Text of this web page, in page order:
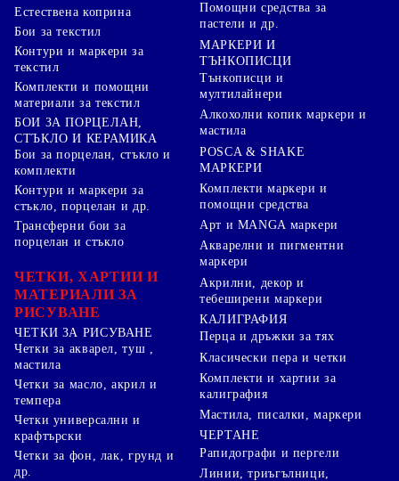
Естествена коприна
Бои за текстил
Контури и маркери за
текстил
Комплекти и помощни
материали за текстил
БОИ ЗА ПОРЦЕЛАН,
СТЪКЛО И КЕРАМИКА
Бои за порцелан, стъкло и
комплекти
Контури и маркери за
стъкло, порцелан и др.
Трансферни бои за
порцелан и стъкло
ЧЕТКИ, ХАРТИИ И
МАТЕРИАЛИ ЗА
РИСУВАНЕ
ЧЕТКИ ЗА РИСУВАНЕ
Четки за акварел, туш ,
мастила
Четки за масло, акрил и
темпера
Четки универсални и
крафтърски
Четки за фон, лак, грунд и
др.
Помощни средства за
пастели и др.
МАРКЕРИ И
ТЪНКОПИСЦИ
Тънкописци и
мултилайнери
Алкохолни копик маркери и
мастила
POSCA & SHAKE
МАРКЕРИ
Комплекти маркери и
помощни средства
Арт и MANGA маркери
Акварелни и пигментни
маркери
Акрилни, декор и
тебеширени маркери
КАЛИГРАФИЯ
Перца и дръжки за тях
Класически пера и четки
Комплекти и хартии за
калиграфия
Мастила, писалки, маркери
ЧЕРТАНЕ
Рапидографи и пергели
Линии, триъгълници,